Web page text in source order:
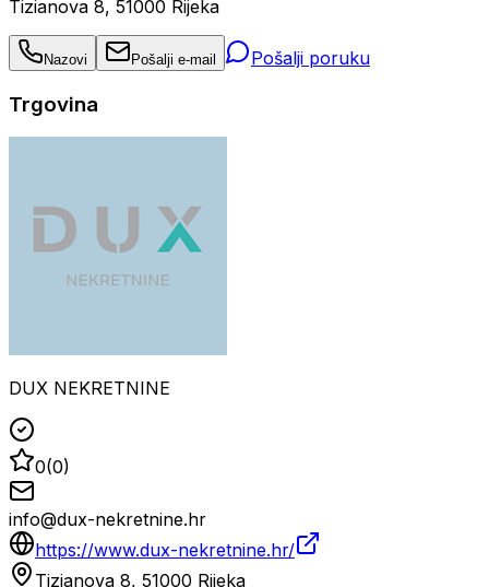
Tizianova 8, 51000 Rijeka
Nazovi Pošalji e-mail Pošalji poruku
Trgovina
DUX NEKRETNINE
0(0)
info@dux-nekretnine.hr
https://www.dux-nekretnine.hr/
Tizianova 8, 51000 Rijeka